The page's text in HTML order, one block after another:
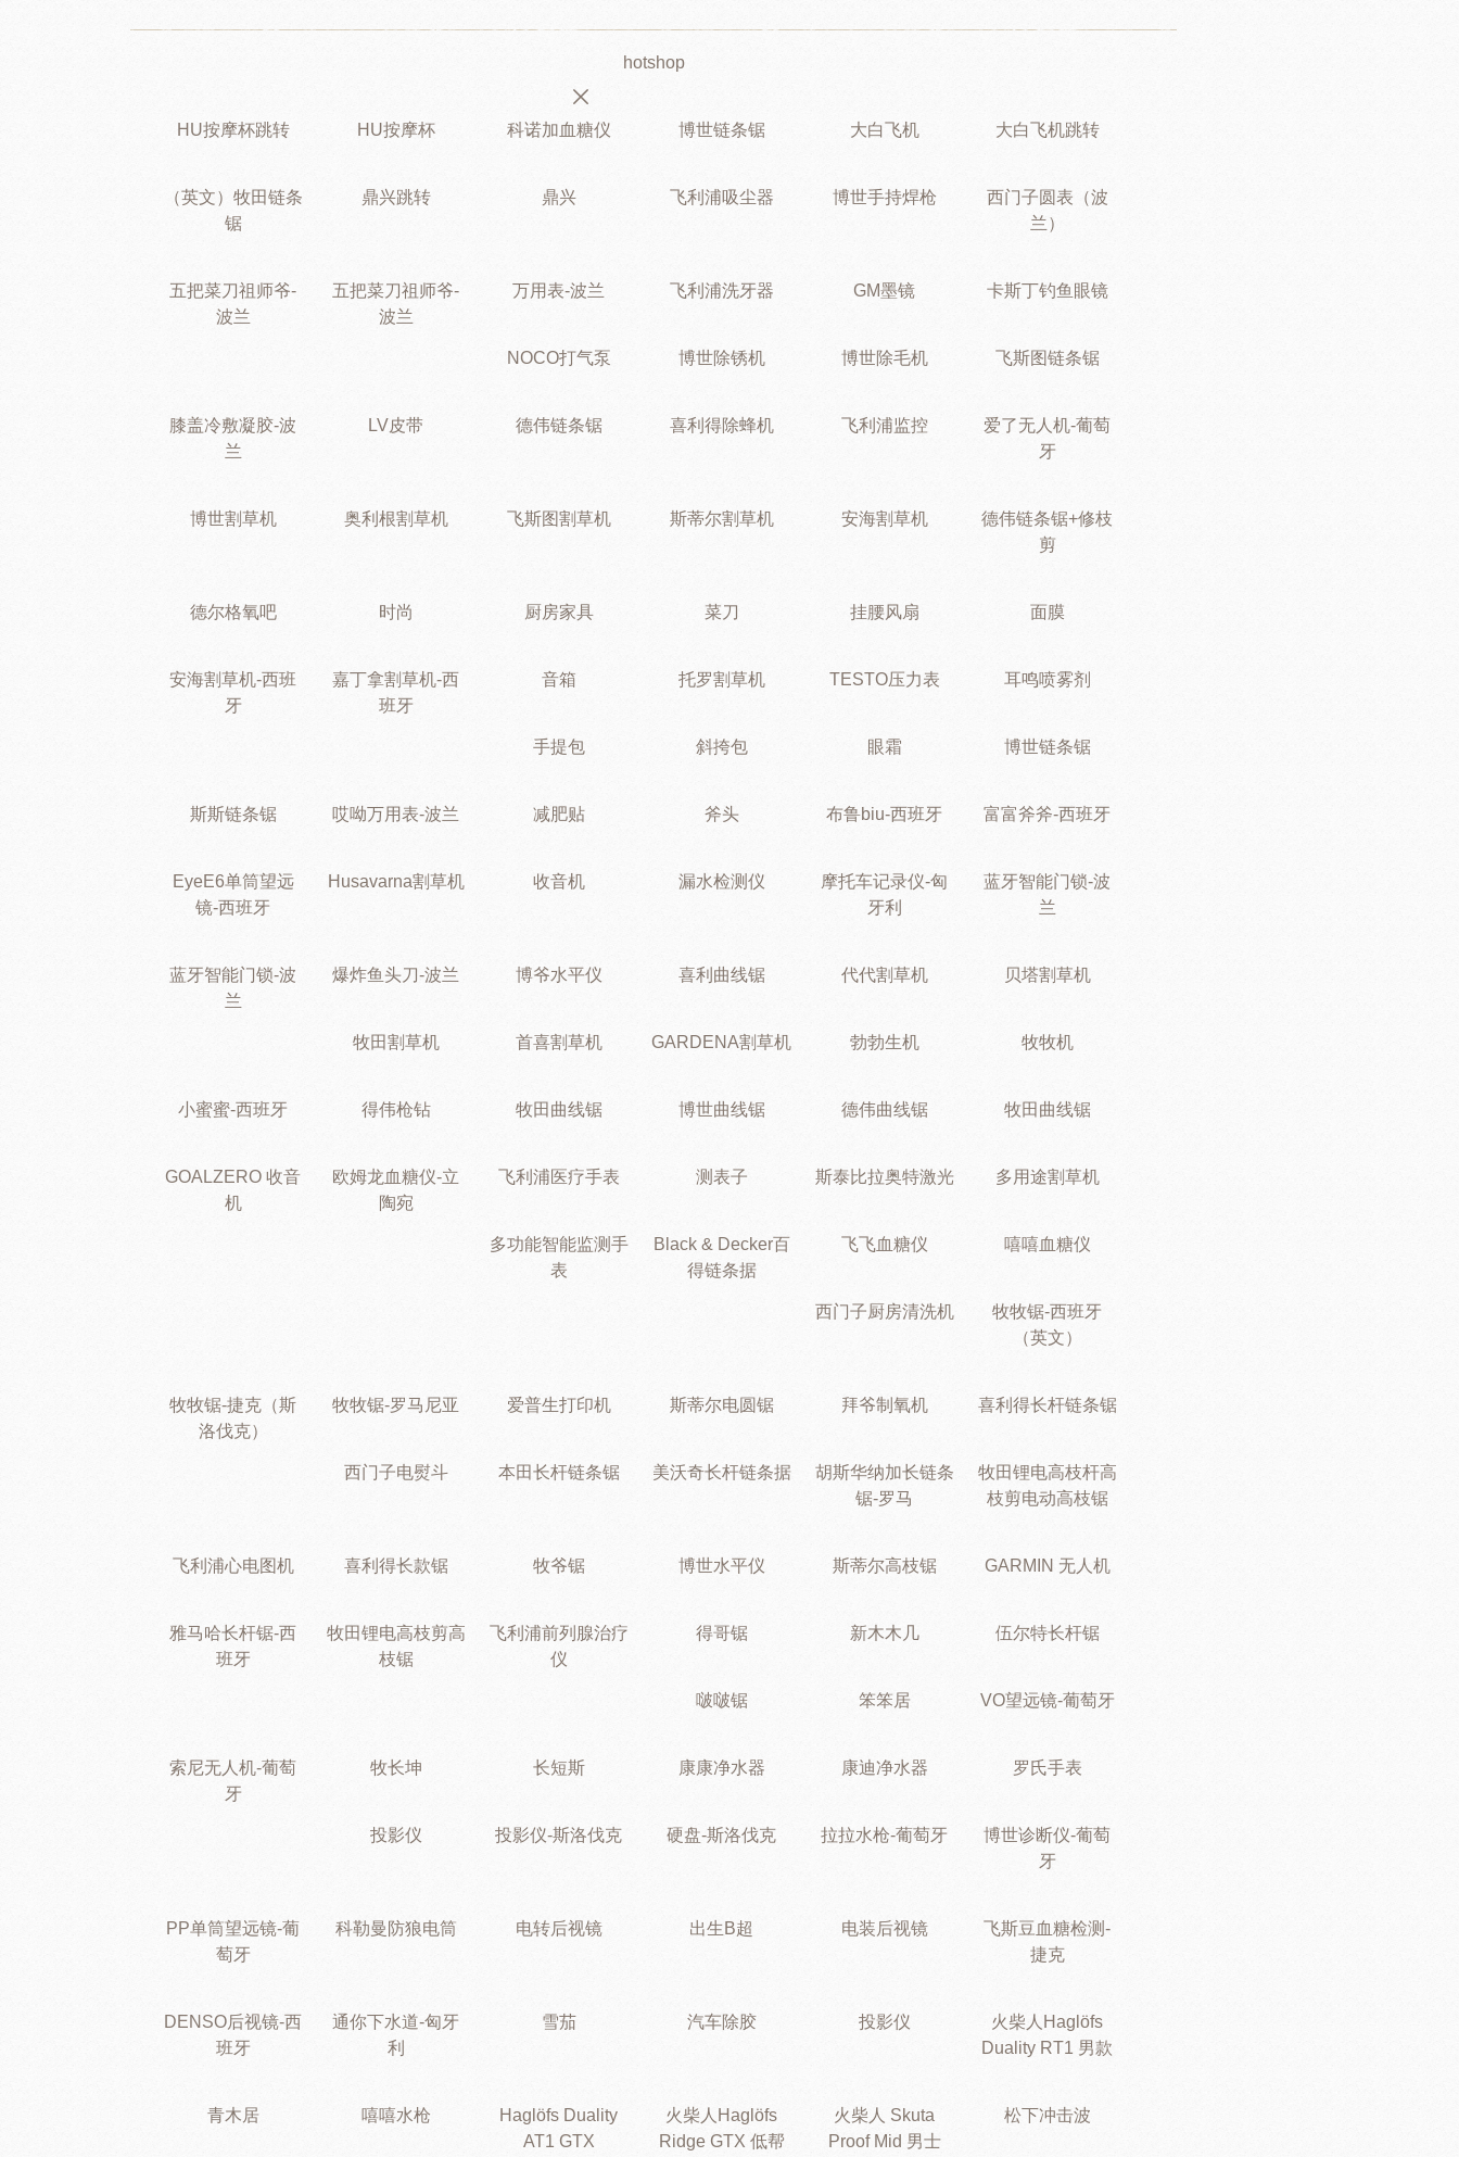
hotshop
HU按摩杯跳转 HU按摩杯 科诺加血糖仪 博世链条锯 大白飞机 大白飞机跳转
（英文）牧田链条
锯
鼎兴跳转 鼎兴 飞利浦吸尘器 博世手持焊枪
西门子圆表（波
兰）
五把菜刀祖师爷-
波兰
五把菜刀祖师爷-
波兰
万用表-波兰 飞利浦洗牙器 GM墨镜 卡斯丁钓鱼眼镜
NOCO打气泵 博世除锈机 博世除毛机 飞斯图链条锯
膝盖冷敷凝胶-波
兰
LV皮带 德伟链条锯 喜利得除蜂机 飞利浦监控
爱了无人机-葡萄
牙
博世割草机 奥利根割草机 飞斯图割草机 斯蒂尔割草机 安海割草机
德伟链条锯+修枝
剪
德尔格氧吧 时尚 厨房家具 菜刀 挂腰风扇 面膜
安海割草机-西班
牙
嘉丁拿割草机-西
班牙
音箱 托罗割草机 TESTO压力表 耳鸣喷雾剂
手提包 斜挎包 眼霜 博世链条锯
斯斯链条锯 哎呦万用表-波兰 减肥贴 斧头 布鲁biu-西班牙 富富斧斧-西班牙
EyeE6单筒望远
镜-西班牙
Husavarna割草机 收音机 漏水检测仪
摩托车记录仪-匈
牙利
蓝牙智能门锁-波
兰
蓝牙智能门锁-波
兰
爆炸鱼头刀-波兰 博爷水平仪 喜利曲线锯 代代割草机 贝塔割草机
牧田割草机 首喜割草机 GARDENA割草机 勃勃生机 牧牧机
小蜜蜜-西班牙 得伟枪钻 牧田曲线锯 博世曲线锯 德伟曲线锯 牧田曲线锯
GOALZERO 收音
机
欧姆龙血糖仪-立
陶宛
飞利浦医疗手表 测表子 斯泰比拉奥特激光 多用途割草机
多功能智能监测手
表
Black & Decker百
得链条据
飞飞血糖仪 嘻嘻血糖仪
西门子厨房清洗机
牧牧锯-西班牙
（英文）
牧牧锯-捷克（斯
洛伐克）
牧牧锯-罗马尼亚 爱普生打印机 斯蒂尔电圆锯 拜爷制氧机 喜利得长杆链条锯
西门子电熨斗 本田长杆链条锯 美沃奇长杆链条据
胡斯华纳加长链条
锯-罗马
牧田锂电高枝杆高
枝剪电动高枝锯
飞利浦心电图机 喜利得长款锯 牧爷锯 博世水平仪 斯蒂尔高枝锯 GARMIN 无人机
雅马哈长杆锯-西
班牙
牧田锂电高枝剪高
枝锯
飞利浦前列腺治疗
仪
得哥锯 新木木几 伍尔特长杆锯
啵啵锯 笨笨居 VO望远镜-葡萄牙
索尼无人机-葡萄
牙
牧长坤 长短斯 康康净水器 康迪净水器 罗氏手表
投影仪 投影仪-斯洛伐克 硬盘-斯洛伐克 拉拉水枪-葡萄牙
博世诊断仪-葡萄
牙
PP单筒望远镜-葡
萄牙
科勒曼防狼电筒 电转后视镜 出生B超 电装后视镜
飞斯豆血糖检测-
捷克
DENSO后视镜-西
班牙
通你下水道-匈牙
利
雪茄 汽车除胶 投影仪
火柴人Haglöfs
Duality RT1 男款
青木居 嘻嘻水枪
Haglöfs Duality
AT1 GTX
火柴人Haglöfs
Ridge GTX 低帮
火柴人 Skuta
Proof Mid 男士
松下冲击波